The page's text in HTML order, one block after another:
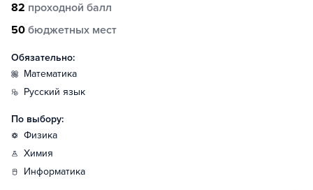
82 проходной балл
50 бюджетных мест
Обязательно:
математика
русский язык
По выбору:
физика
химия
информатика